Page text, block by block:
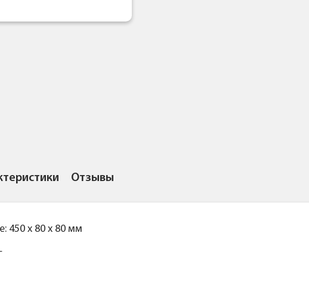
Отзывы
450 x 80 x 80 мм